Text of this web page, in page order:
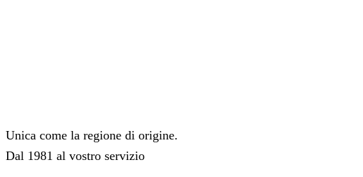
Unica come la regione di origine.
Dal 1981 al vostro servizio